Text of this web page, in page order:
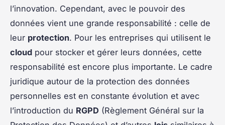
l’innovation. Cependant, avec le pouvoir des
données vient une grande responsabilité : celle de
leur protection. Pour les entreprises qui utilisent le
cloud pour stocker et gérer leurs données, cette
responsabilité est encore plus importante. Le cadre
juridique autour de la protection des données
personnelles est en constante évolution et avec
l’introduction du RGPD (Règlement Général sur la